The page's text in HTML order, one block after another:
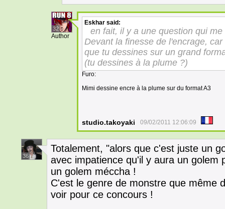
32
Author
Eskhar said:
en fait, il y a une question qui
Devant la finesse de l'encrage,
que tu dessines sur un grand
(tu dessines à la plume ?)
Furo:
Mimi dessine encre à la plume sur du format A3
studio.takoyaki 09/02/2011 12:06:09
36
Totalement, "alors que c'est juste un
avec impatience qu'il y aura un golem
un golem méccha !
C'est le genre de monstre que même
voir pour ce concours !